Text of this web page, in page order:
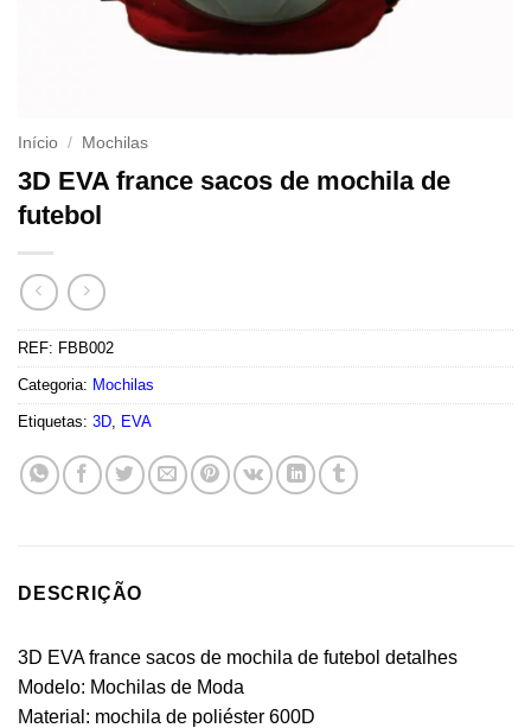
Início / Mochilas
3D EVA france sacos de mochila de
futebol
REF: FBB002
Categoria: Mochilas
Etiquetas: 3D, EVA
DESCRIÇÃO
3D EVA france sacos de mochila de futebol detalhes
Modelo: Mochilas de Moda
Material: mochila de poliéster 600D